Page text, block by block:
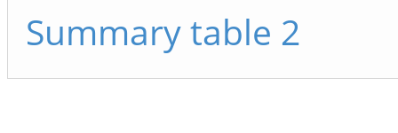
Summary table 2